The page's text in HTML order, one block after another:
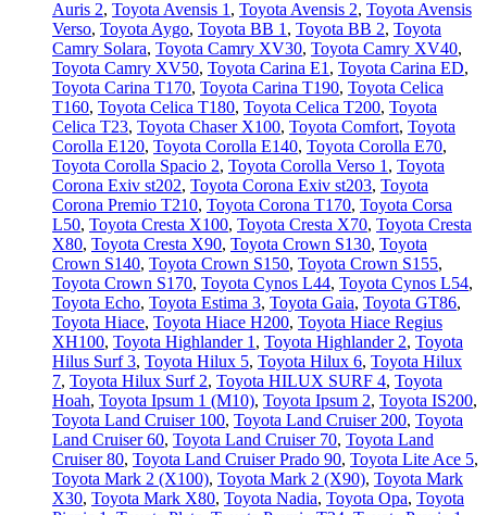
Auris 2, Toyota Avensis 1 , Toyota Avensis 2, Toyota Avensis
Verso, Toyota Aygo, Toyota BB 1 , Toyota BB 2, Toyota
Camry Solara, Toyota Camry XV30, Toyota Camry XV40,
Toyota Camry XV50, Toyota Carina E1 , Toyota Carina ED,
Toyota Carina T170, Toyota Carina T190, Toyota Celica
T160, Toyota Celica T180, Toyota Celica T200, Toyota
Celica T23, Toyota Chaser X100, Toyota Comfort, Toyota
Corolla E120, Toyota Corolla E140, Toyota Corolla E70,
Toyota Corolla Spacio 2, Toyota Corolla Verso 1 , Toyota
Corona Exiv st202, Toyota Corona Exiv st203, Toyota
Corona Premio T210, Toyota Corona T170, Toyota Corsa
L50, Toyota Cresta X100, Toyota Cresta X70, Toyota Cresta
X80, Toyota Cresta X90, Toyota Crown S130, Toyota
Crown S140, Toyota Crown S150, Toyota Crown S155,
Toyota Crown S170, Toyota Cynos L44, Toyota Cynos L54,
Toyota Echo, Toyota Estima 3, Toyota Gaia, Toyota GT86,
Toyota Hiace, Toyota Hiace H200, Toyota Hiace Regius
XH100, Toyota Highlander 1 , Toyota Highlander 2, Toyota
Hilus Surf 3, Toyota Hilux 5, Toyota Hilux 6, Toyota Hilux
7, Toyota Hilux Surf 2, Toyota HILUX SURF 4, Toyota
Hoah, Toyota Ipsum 1 (М10), Toyota Ipsum 2, Toyota IS200,
Toyota Land Cruiser 100, Toyota Land Cruiser 200, Toyota
Land Cruiser 60, Toyota Land Cruiser 70, Toyota Land
Cruiser 80, Toyota Land Cruiser Prado 90, Toyota Lite Ace 5,
Toyota Mark 2 (Х100), Toyota Mark 2 (Х90), Toyota Mark
X30, Toyota Mark X80, Toyota Nadia, Toyota Opa, Toyota